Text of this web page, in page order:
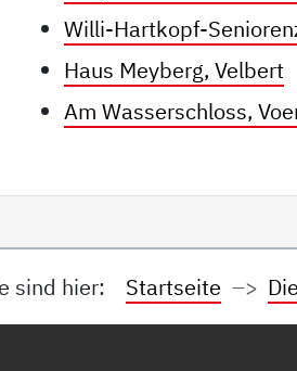
Willi-Hartkopf-
Haus Meyberg, Velbert
Am Wasserschloss,
sind hier: Startseite